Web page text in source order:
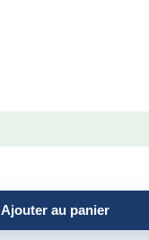
Ajouter au panier